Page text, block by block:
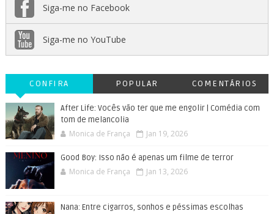
Siga-me no Facebook
Siga-me no YouTube
CONFIRA POPULAR COMENTÁRIOS
After Life: Vocês vão ter que me engolir | Comédia com
tom de melancolia
Monica de França Jan 19, 2026
Good Boy: Isso não é apenas um filme de terror
Monica de França Jan 13, 2026
Nana: Entre cigarros, sonhos e péssimas escolhas